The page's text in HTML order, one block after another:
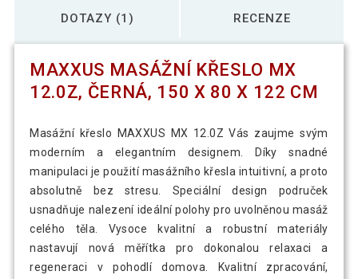
DOTAZY (1) RECENZE
MAXXUS MASÁŽNÍ KŘESLO MX
12.0Z, ČERNÁ, 150 X 80 X 122 CM
Masážní křeslo MAXXUS MX 12.0Z Vás zaujme svým
moderním a elegantním designem. Díky snadné
manipulaci je použití masážního křesla intuitivní, a proto
absolutně bez stresu. Speciální design područek
usnadňuje nalezení ideální polohy pro uvolněnou masáž
celého těla. Vysoce kvalitní a robustní materiály
nastavují nová měřítka pro dokonalou relaxaci a
regeneraci v pohodlí domova. Kvalitní zpracování,